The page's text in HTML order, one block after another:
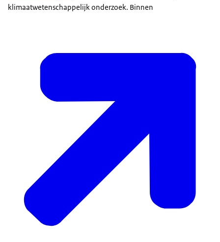
klimaatwetenschappelijk onderzoek. Binnen